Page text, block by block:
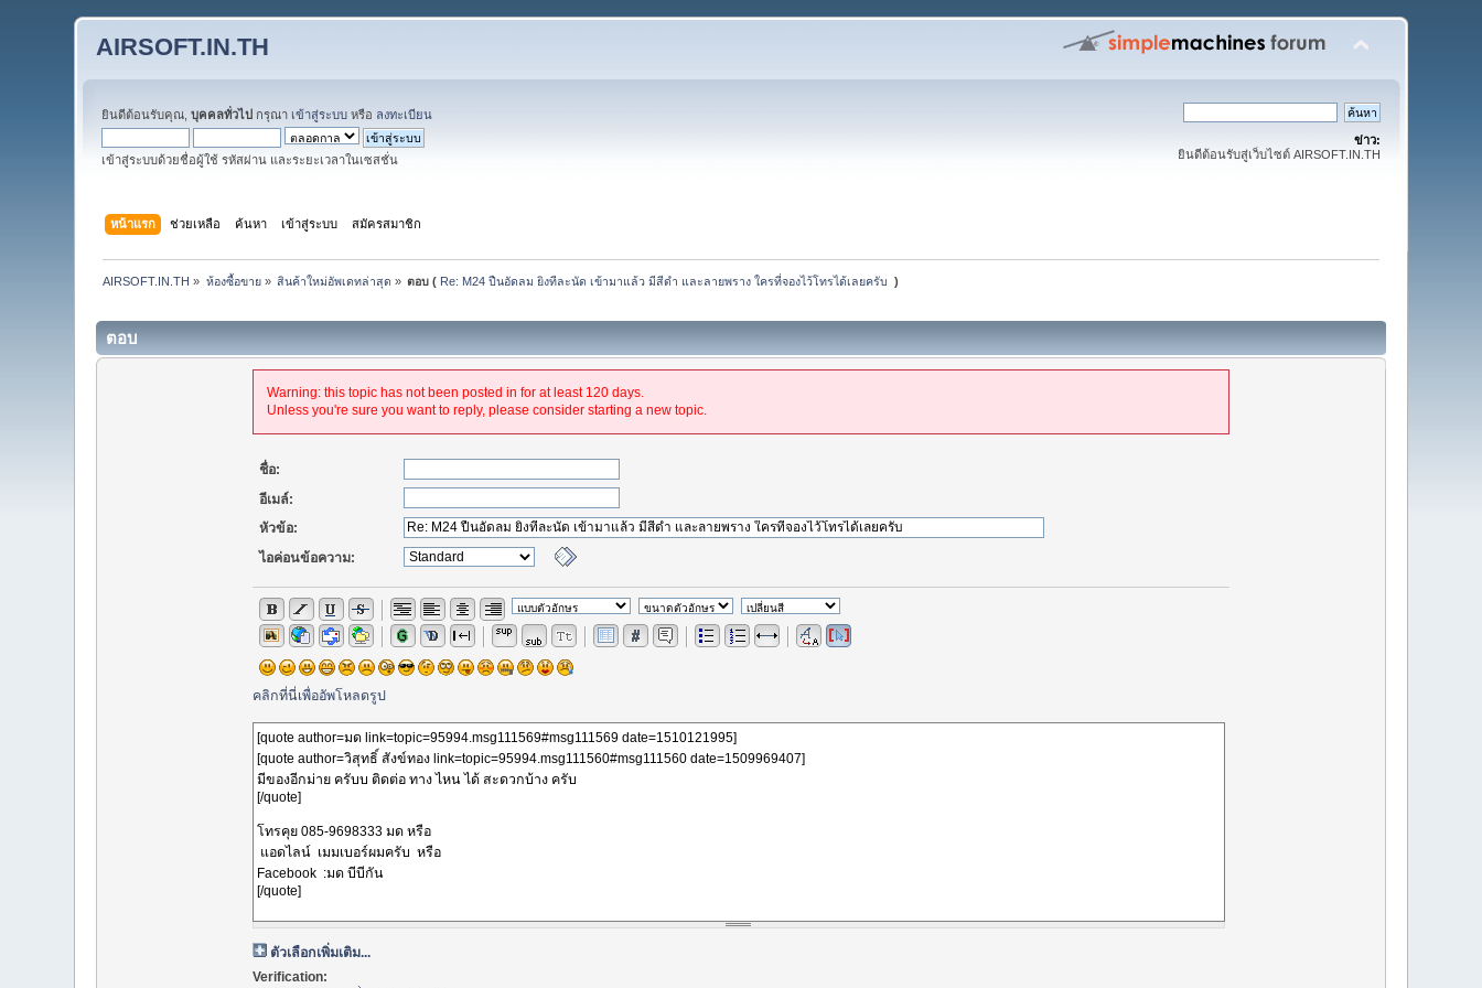
AIRSOFT.IN.TH
ยินดีต้อนรับคุณ,บุคคลทั่วไป กรุณา เข้าสู่ระบบ หรือ ลงทะเบียน
เข้าสู่ระบบด้วยชื่อผู้ใช้ รหัสผ่าน และระยะเวลาในเซสชั่น
ข่าว:
ยินดีต้อนรับสู่เว็บไซต์ AIRSOFT.IN.TH
หน้าแรก ช่วยเหลือ ค้นหา เข้าสู่ระบบ สมัครสมาชิก
AIRSOFT.IN.TH » ห้องซื้อขาย» สินค้าใหม่อัพเดทล่าสุด » ตอบ ( Re: M24 ปืนอัดลม ยิงทีละนัด เข้ามาแล้ว มีสีดำ และลายพราง ใครที่จองไว้โทรได้เลยครับ )
ตอบ
Warning: this topic has not been posted in for at least 120 days.
Unless you're sure you want to reply, please consider starting a new topic.
ชื่อ:
อีเมล์:
หัวข้อ:
ไอค่อนข้อความ:
คลิกที่นี่เพื่ออัพโหลดรูป
ตัวเลือกเพิ่มเติม...
Verification: